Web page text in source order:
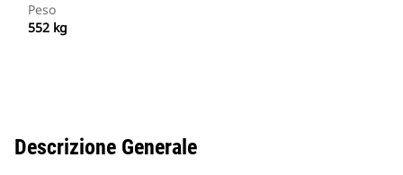
Peso
552 kg
Descrizione Generale